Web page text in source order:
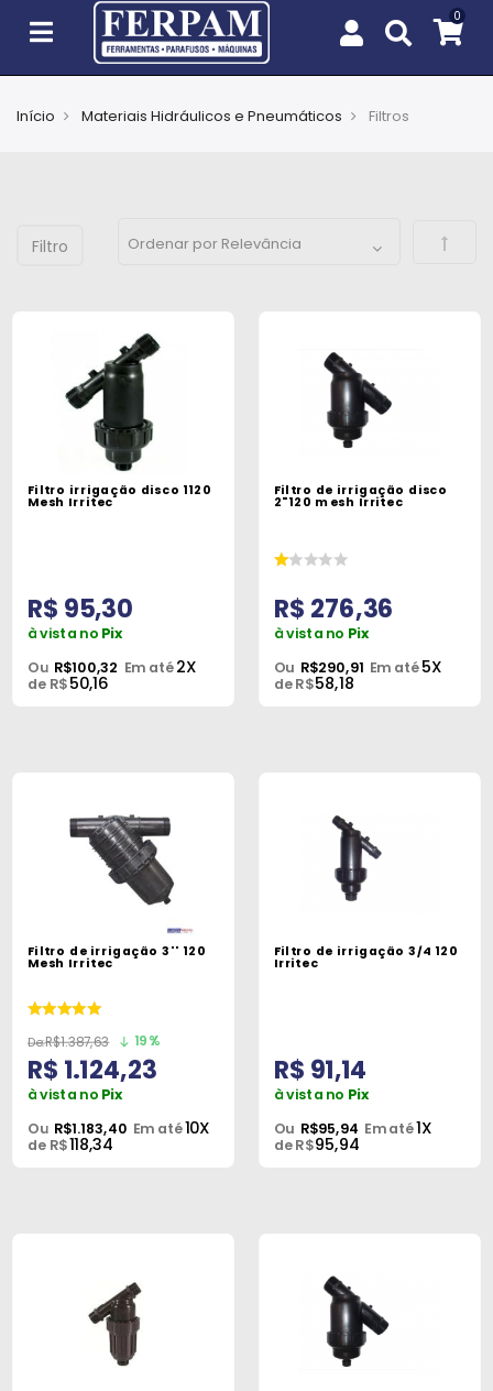
Jardim
Cobertura
Ferramentas
Máquinas
Materiais
de
Pneumáticos
Químicos
Peças
Acessórios
Mecânica
Início Materiais Hidráulicos e Pneumáticos Filtros
Filtro irrigação disco 1120
Mesh Irritec
R$ 95,30
à vista no Pix
Ou R$100,32 Em até2X
de R$50,16
Filtro de irrigação disco
2"120 mesh Irritec
R$ 276,36
à vista no Pix
Ou R$290,91 Em até5X
de R$58,18
Filtro de irrigação 3'' 120
Mesh Irritec
R$1.387,63 19%
R$ 1.124,23
à vista no Pix
Ou R$1.183,40 Em até10X
de R$118,34
Filtro de irrigação 3/4 120
Irritec
R$ 91,14
à vista no Pix
Ou R$95,94 Em até1X
de R$95,94